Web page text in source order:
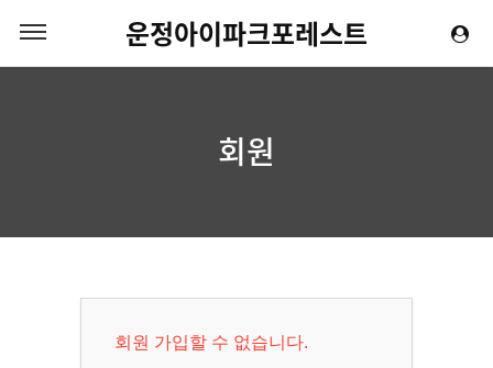
운정아이파크포레스트
회원
회원 가입할 수 없습니다.